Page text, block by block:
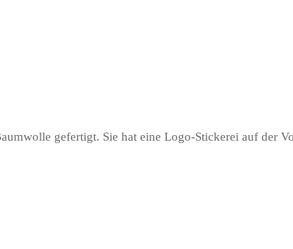
gefertigt. Sie hat eine Logo-Stickerei auf der